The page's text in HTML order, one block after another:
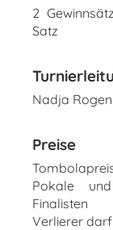
2
Satz
Nadja
Preise
Pokale
Finalisten
Verlierer